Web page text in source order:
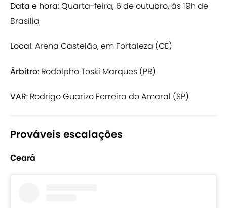
Data e hora: Quarta-feira, 6 de outubro, às 19h de
Brasília
Local: Arena Castelão, em Fortaleza (CE)
Árbitro: Rodolpho Toski Marques (PR)
VAR: Rodrigo Guarizo Ferreira do Amaral (SP)
Prováveis escalações
Ceará